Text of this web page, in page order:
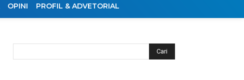
OPINI PROFIL & ADVETORIAL